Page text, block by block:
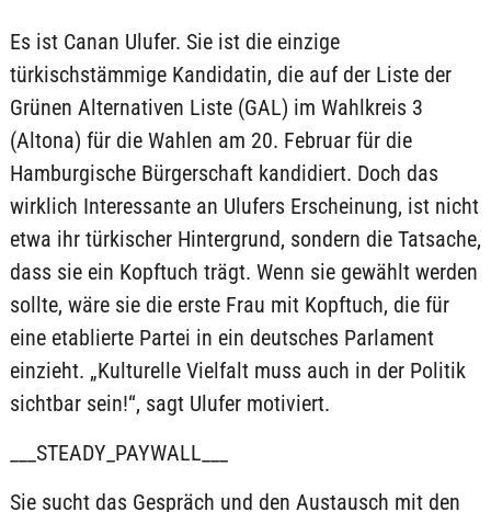
Es ist Canan Ulufer. Sie ist die einzige
türkischstämmige Kandidatin, die auf der Liste der
Grünen Alternativen Liste (GAL) im Wahlkreis 3
(Altona) für die Wahlen am 20. Februar für die
Hamburgische Bürgerschaft kandidiert. Doch das
wirklich Interessante an Ulufers Erscheinung, ist nicht
etwa ihr türkischer Hintergrund, sondern die Tatsache,
dass sie ein Kopftuch trägt. Wenn sie gewählt werden
sollte, wäre sie die erste Frau mit Kopftuch, die für
eine etablierte Partei in ein deutsches Parlament
einzieht. „Kulturelle Vielfalt muss auch in der Politik
sichtbar sein!“, sagt Ulufer motiviert.
___STEADY_PAYWALL___
Sie sucht das Gespräch und den Austausch mit den